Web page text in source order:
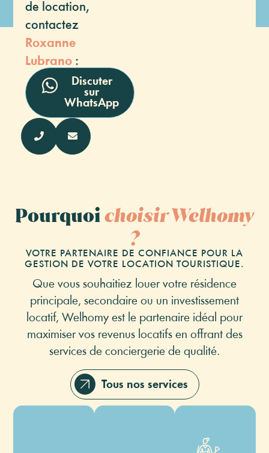
de location,
contactez
Roxanne
Lubrano :
Discuter
sur
WhatsApp
Pourquoichoisir Welhomy
?
VOTRE PARTENAIRE DE CONFIANCE POUR LA
GESTION DE VOTRE LOCATION TOURISTIQUE.
Que vous souhaitiez louer votre résidence
principale, secondaire ou un investissement
locatif, Welhomy est le partenaire idéal pour
maximiser vos revenus locatifs en offrant des
services de conciergerie de qualité.
Tous nos services
Création
Rédaction
de vos
annonces
Encaissement
de la
taxe
de
Gestion
Ménage